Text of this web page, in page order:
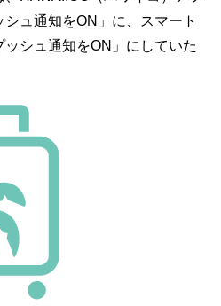
ュ通知をON」に、スマート
シュ通知をON」にしていた